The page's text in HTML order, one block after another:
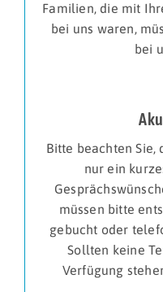
Familien, die mit
bei uns waren,
bei
Bitte beachten Sie,
nur ein
müssen bitte
gebucht oder
Sollten keine
Verfügung